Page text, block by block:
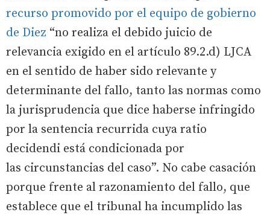
recurso promovido por el equipo de gobierno
de Diez “no realiza el debido juicio de
relevancia exigido en el artículo 89.2.d) LJCA
en el sentido de haber sido relevante y
determinante del fallo, tanto las normas como
la jurisprudencia que dice haberse infringido
por la sentencia recurrida cuya ratio
decidendi está condicionada por
las circunstancias del caso”. No cabe casación
porque frente al razonamiento del fallo, que
establece que el tribunal ha incumplido las